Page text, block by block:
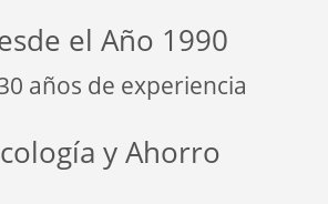
el Año 1990
años de experiencia
y Ahorro